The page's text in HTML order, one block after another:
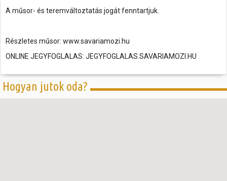
A műsor- és teremváltoztatás jogát fenntartjuk.
Részletes műsor: www.savariamozi.hu
ONLINE JEGYFOGLALAS: JEGYFOGLALAS.SAVARIAMOZI.HU
Hogyan jutok oda?